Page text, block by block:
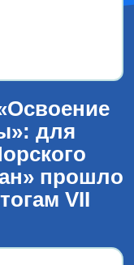
для
прошло
VII